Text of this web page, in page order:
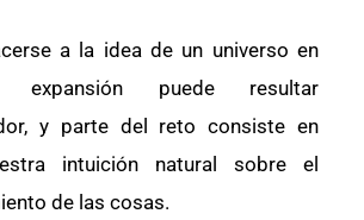
a la idea de un universo en
expansión puede resultar
y parte del reto consiste en
intuición natural sobre el
de las cosas.